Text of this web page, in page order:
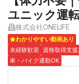
ユニック運
株式会社ONELIFE
わかりやすい動画あり
未経験歓迎
資格取得支援
車・バイク通勤OK